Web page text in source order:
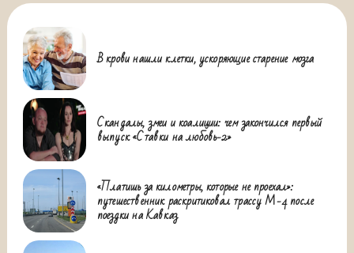
В крови нашли клетки, ускоряющие старение мозга
Скандалы, змеи и коалиции: чем закончился первый
выпуск «Ставки на любовь-2»
«Платишь за километры, которые не проехал»:
путешественник раскритиковал трассу М-4 после
поездки на Кавказ